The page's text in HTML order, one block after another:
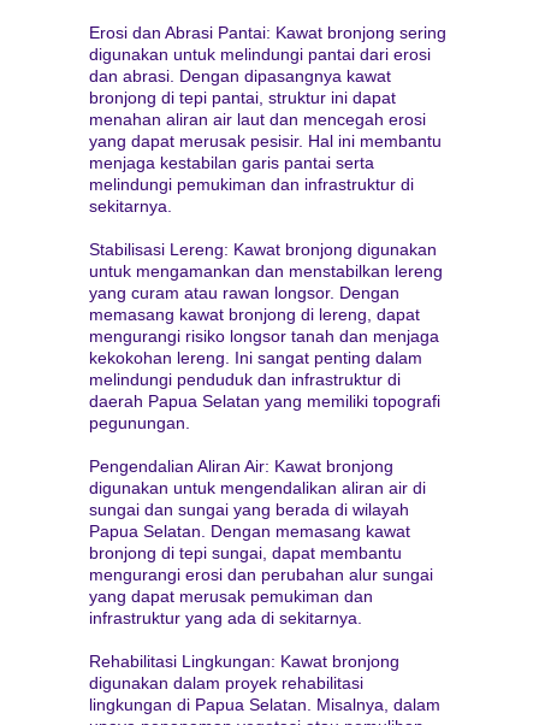
Erosi dan Abrasi Pantai: Kawat bronjong sering
digunakan untuk melindungi pantai dari erosi
dan abrasi. Dengan dipasangnya kawat
bronjong di tepi pantai, struktur ini dapat
menahan aliran air laut dan mencegah erosi
yang dapat merusak pesisir. Hal ini membantu
menjaga kestabilan garis pantai serta
melindungi pemukiman dan infrastruktur di
sekitarnya.
Stabilisasi Lereng: Kawat bronjong digunakan
untuk mengamankan dan menstabilkan lereng
yang curam atau rawan longsor. Dengan
memasang kawat bronjong di lereng, dapat
mengurangi risiko longsor tanah dan menjaga
kekokohan lereng. Ini sangat penting dalam
melindungi penduduk dan infrastruktur di
daerah Papua Selatan yang memiliki topografi
pegunungan.
Pengendalian Aliran Air: Kawat bronjong
digunakan untuk mengendalikan aliran air di
sungai dan sungai yang berada di wilayah
Papua Selatan. Dengan memasang kawat
bronjong di tepi sungai, dapat membantu
mengurangi erosi dan perubahan alur sungai
yang dapat merusak pemukiman dan
infrastruktur yang ada di sekitarnya.
Rehabilitasi Lingkungan: Kawat bronjong
digunakan dalam proyek rehabilitasi
lingkungan di Papua Selatan. Misalnya, dalam